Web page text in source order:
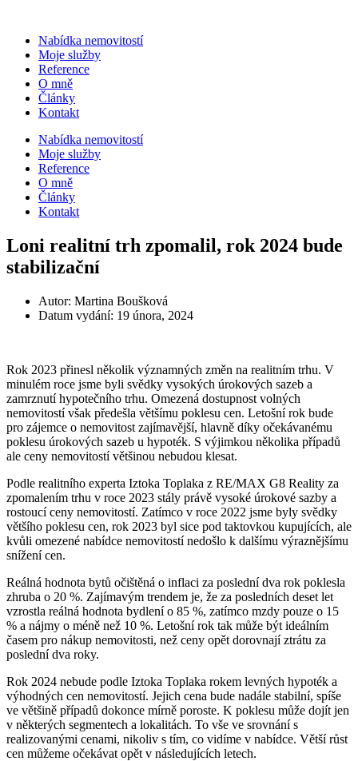
obsahuNabídka nemovitostí
Moje služby
Reference
O mně
Články
Kontakt
Nabídka nemovitostí
Moje služby
Reference
O mně
Články
Kontakt
Loni realitní trh zpomalil, rok 2024 bude
stabilizační
Autor: Martina Boušková
Datum vydání: 19 února, 2024
Rok 2023 přinesl několik významných změn na realitním trhu. V
minulém roce jsme byli svědky vysokých úrokových sazeb a
zamrznutí hypotečního trhu. Omezená dostupnost volných
nemovitostí však předešla většímu poklesu cen. Letošní rok bude
pro zájemce o nemovitost zajímavější, hlavně díky očekávanému
poklesu úrokových sazeb u hypoték. S výjimkou několika případů
ale ceny nemovitostí většinou nebudou klesat.
Podle realitního experta Iztoka Toplaka z RE/MAX G8 Reality za
zpomalením trhu v roce 2023 stály právě vysoké úrokové sazby a
rostoucí ceny nemovitostí. Zatímco v roce 2022 jsme byly svědky
většího poklesu cen, rok 2023 byl sice pod taktovkou kupujících, ale
kvůli omezené nabídce nemovitostí nedošlo k dalšímu výraznějšímu
snížení cen.
Reálná hodnota bytů očištěná o inflaci za poslední dva rok poklesla
zhruba o 20 %. Zajímavým trendem je, že za posledních deset let
vzrostla reálná hodnota bydlení o 85 %, zatímco mzdy pouze o 15
% a nájmy o méně než 10 %. Letošní rok tak může být ideálním
časem pro nákup nemovitosti, než ceny opět dorovnají ztrátu za
poslední dva roky.
Rok 2024 nebude podle Iztoka Toplaka rokem levných hypoték a
výhodných cen nemovitostí. Jejich cena bude nadále stabilní, spíše
ve většině případů dokonce mírně poroste. K poklesu může dojít jen
v některých segmentech a lokalitách. To vše ve srovnání s
realizovanými cenami, nikoliv s tím, co vidíme v nabídce. Větší růst
cen můžeme očekávat opět v následujících letech.